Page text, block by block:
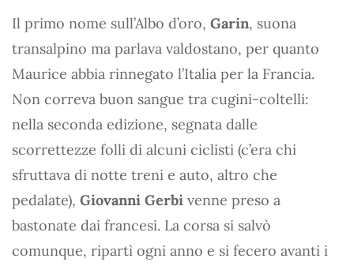
Il primo nome sull’Albo d’oro, Garin, suona
transalpino ma parlava valdostano, per quanto
Maurice abbia rinnegato l’Italia per la Francia.
Non correva buon sangue tra cugini-coltelli:
nella seconda edizione, segnata dalle
scorrettezze folli di alcuni ciclisti (c’era chi
sfruttava di notte treni e auto, altro che
pedalate), Giovanni Gerbi venne preso a
bastonate dai francesi. La corsa si salvò
comunque, ripartì ogni anno e si fecero avanti i